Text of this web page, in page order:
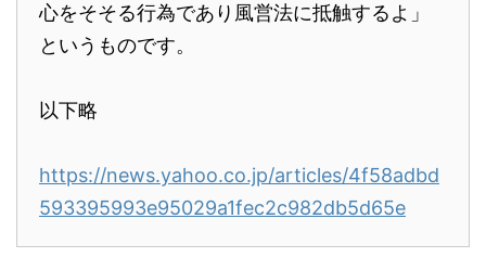
心をそそる行為であり風営法に抵触するよ」
というものです。
以下略
https://news.yahoo.co.jp/articles/4f58adbd
593395993e95029a1fec2c982db5d65e